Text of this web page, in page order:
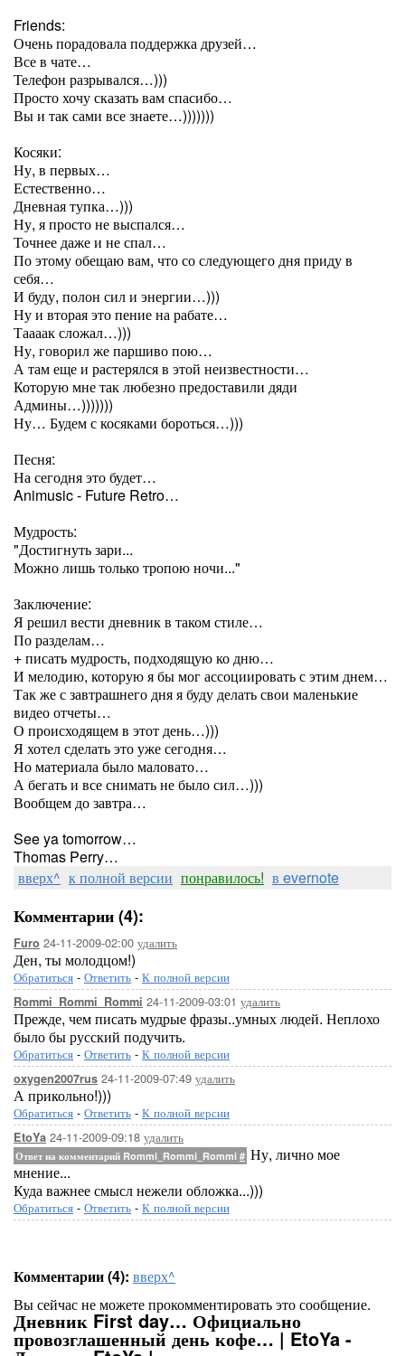
Friends:
Очень порадовала поддержка друзей…
Все в чате…
Телефон разрывался…)))
Просто хочу сказать вам спасибо…
Вы и так сами все знаете…)))))))
Косяки:
Ну, в первых…
Естественно…
Дневная тупка…)))
Ну, я просто не выспался…
Точнее даже и не спал…
По этому обещаю вам, что со следующего дня приду в
себя…
И буду, полон сил и энергии…)))
Ну и вторая это пение на рабате…
Таааак сложал…)))
Ну, говорил же паршиво пою…
А там еще и растерялся в этой неизвестности…
Которую мне так любезно предоставили дяди
Админы…)))))))
Ну… Будем с косяками бороться…)))
Песня:
На сегодня это будет…
Animusic - Future Retro…
Мудрость:
"Достигнуть зари...
Можно лишь только тропою ночи..."
Заключение:
Я решил вести дневник в таком стиле…
По разделам…
+ писать мудрость, подходящую ко дню…
И мелодию, которую я бы мог ассоциировать с этим днем…
Так же с завтрашнего дня я буду делать свои маленькие
видео отчеты…
О происходящем в этот день…)))
Я хотел сделать это уже сегодня…
Но материала было маловато…
А бегать и все снимать не было сил…)))
Вообщем до завтра…
See ya tomorrow…
Thomas Perry…
вверх^ к полной версии понравилось! в evernote
Комментарии (4):
Furo 24-11-2009-02:00 удалить
Ден, ты молодцом!)
Обратиться - Ответить - К полной версии
Rommi_Rommi_Rommi 24-11-2009-03:01 удалить
Прежде, чем писать мудрые фразы..умных людей. Неплохо
было бы русский подучить.
Обратиться - Ответить - К полной версии
oxygen2007rus 24-11-2009-07:49 удалить
А прикольно!)))
Обратиться - Ответить - К полной версии
EtoYa 24-11-2009-09:18 удалить
Ответ на комментарий Rommi_Rommi_Rommi # Ну, лично мое
мнение...
Куда важнее смысл нежели обложка...)))
Обратиться - Ответить - К полной версии
Комментарии (4): вверх^
Вы сейчас не можете прокомментировать это сообщение.
Дневник First day… Официально
провозглашенный день кофе… | EtoYa -